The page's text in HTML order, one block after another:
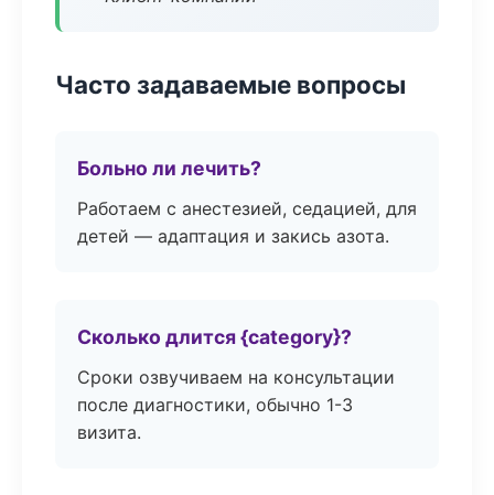
Часто задаваемые вопросы
Больно ли лечить?
Работаем с анестезией, седацией, для
детей — адаптация и закись азота.
Сколько длится {category}?
Сроки озвучиваем на консультации
после диагностики, обычно 1-3
визита.